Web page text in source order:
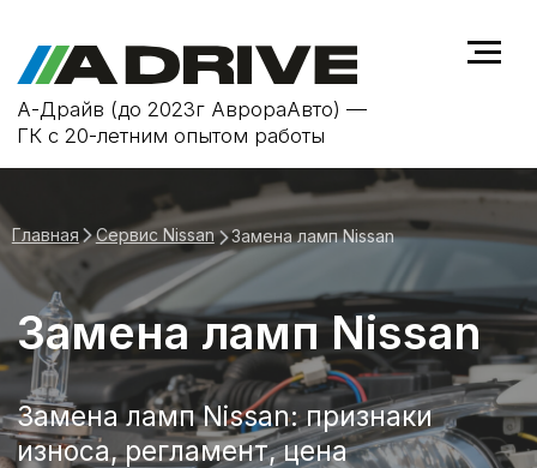
А-Драйв (до 2023г АврораАвто) —
Замена ламп Nissan
Замена ламп Nissan: признаки
износа, регламент, цена
Записаться на замену ламп
Главная Сервис Nissan Замена ламп Nissan